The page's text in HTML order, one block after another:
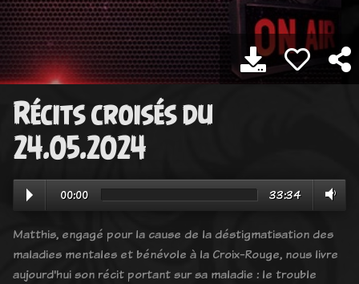
Récits croisés du
24.05.2024
00:00 33:34
Matthis, engagé pour la cause de la déstigmatisation des
maladies mentales et bénévole à la Croix-Rouge, nous livre
aujourd'hui son récit portant sur sa maladie : le trouble